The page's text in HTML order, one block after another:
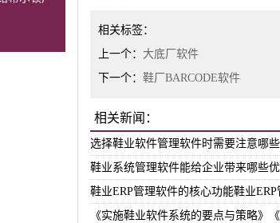
相关标签：
上一个： 大底厂软件
下一个： 鞋厂BARCODE软件
相关新闻：
选择鞋业软件管理软件时需要注意哪
鞋业系统管理软件能给企业带来哪些
鞋业ERP管理软件的核心功能鞋业
《实施鞋业软件系统的要点与策略》